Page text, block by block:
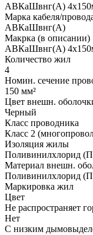
АВКаШвнг(А)
Марка кабеля/
АВКаШвнг(А)
Макрка (в описании)
АВКаШвнг(А)
Количество жил
4
Номин. сечение
150 мм²
Цвет внешн.
Черный
Класс проводника
Класс 2
Изоляция жилы
Поливинилхлорид
Материал внешн.
Поливинилхлорид
Маркировка жил
Цвет
Не распространяет
Нет
С низким